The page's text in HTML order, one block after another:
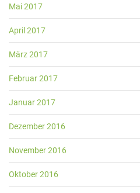
Mai 2017
April 2017
März 2017
Februar 2017
Januar 2017
Dezember 2016
November 2016
Oktober 2016